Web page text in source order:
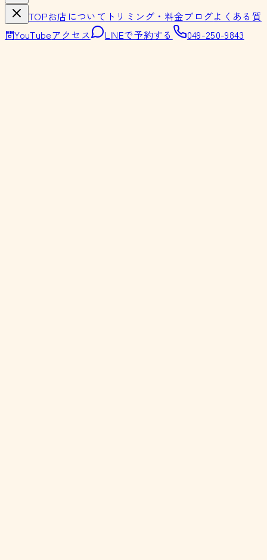
TOPお店について トリミング・料金ブログよくある質
問YouTubeアクセス LINEで予約する 049-250-9843